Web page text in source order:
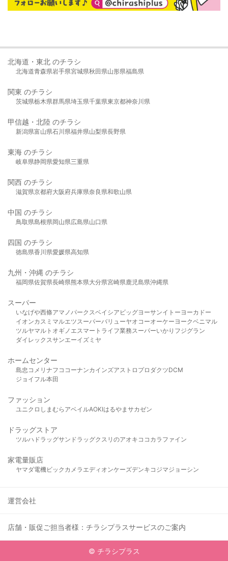
北海道・東北 のチラシ
北海道青森県岩手県宮城県秋田県山形県福島県
関東 のチラシ
茨城県栃木県群馬県埼玉県千葉県東京都神奈川県
甲信越・北陸 のチラシ
新潟県富山県石川県福井県山梨県長野県
東海 のチラシ
岐阜県静岡県愛知県三重県
関西 のチラシ
滋賀県京都府大阪府兵庫県奈良県和歌山県
中国 のチラシ
鳥取県島根県岡山県広島県山口県
四国 のチラシ
徳島県香川県愛媛県高知県
九州・沖縄 のチラシ
福岡県佐賀県長崎県熊本県大分県宮崎県鹿児島県沖縄県
スーパー
いなげや西條アマノパークスベイシア ビッグヨーサンイトーヨーカドー
イオンカスミ マルエツスーパーバリューヤオコーオーケー ヨークベニマル
ツルヤマルト オギノ エスマート ライフ業務スーパーいかり フジグラン
ダイレックスサンエーイズミヤ
ホームセンター
島忠 コメリ ナフコ コーナンカインズアストロプロダクツDCM
ジョイフル本田
ファッション
ユニクロ しまむら アベイルAOKIはるやま サカゼン
ドラッグストア
ツルハドラッグサンドラッグクスリのアオキ ココカラファイン
家電量販店
ヤマダ電機ビックカメラ エディオンケーズデンキ コジマジョーシン
運営会社
店舗・販促ご担当者様：チラシプラスサービスのご案内
© チラシプラス